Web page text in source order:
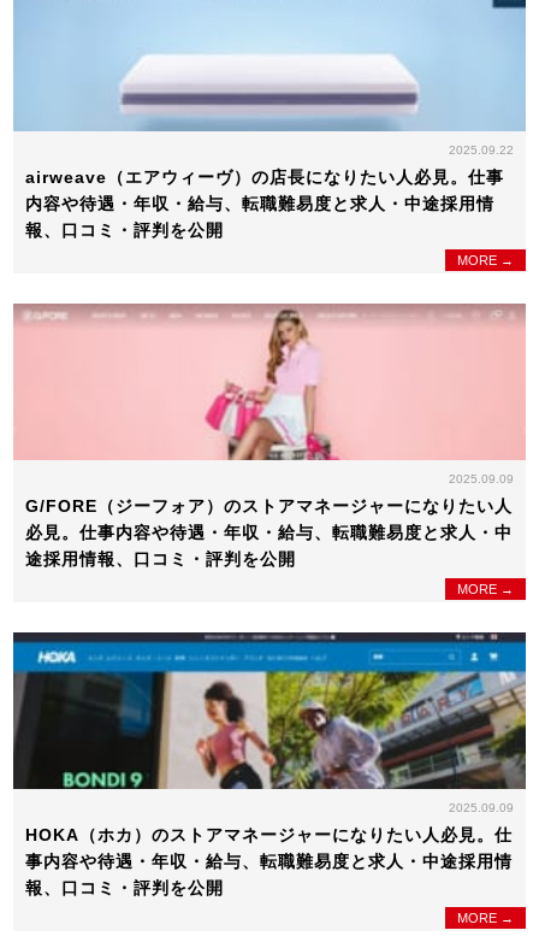
2025.09.22
airweave（エアウィーヴ）の店長になりたい人必見。仕事
内容や待遇・年収・給与、転職難易度と求人・中途採用情
報、口コミ・評判を公開
MORE →
2025.09.09
G/FORE（ジーフォア）のストアマネージャーになりたい人
必見。仕事内容や待遇・年収・給与、転職難易度と求人・中
途採用情報、口コミ・評判を公開
MORE →
2025.09.09
HOKA（ホカ）のストアマネージャーになりたい人必見。仕
事内容や待遇・年収・給与、転職難易度と求人・中途採用情
報、口コミ・評判を公開
MORE →